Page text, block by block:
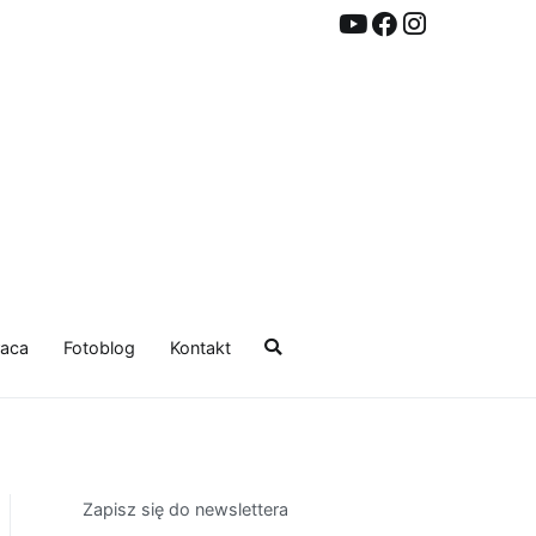
Fotoblog Kontakt
Zapisz się do newslettera